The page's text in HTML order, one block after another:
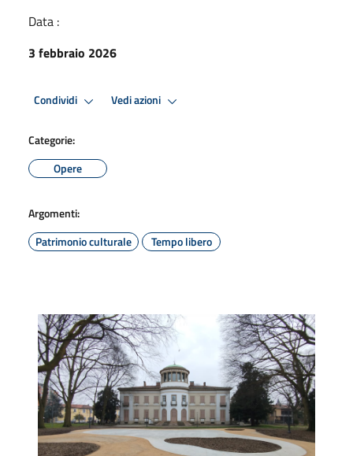
Data :
3 febbraio 2026
Condividi Vedi azioni
Categorie:
Opere
Argomenti:
Patrimonio culturale
Tempo libero